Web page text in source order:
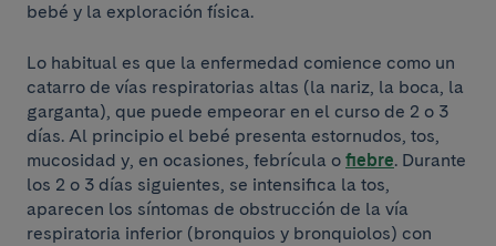
bebé y la exploración física.
Lo habitual es que la enfermedad comience como un
catarro de vías respiratorias altas (la nariz, la boca, la
garganta), que puede empeorar en el curso de 2 o 3
días. Al principio el bebé presenta estornudos, tos,
mucosidad y, en ocasiones, febrícula o fiebre. Durante
los 2 o 3 días siguientes, se intensifica la tos,
aparecen los síntomas de obstrucción de la vía
respiratoria inferior (bronquios y bronquiolos) con